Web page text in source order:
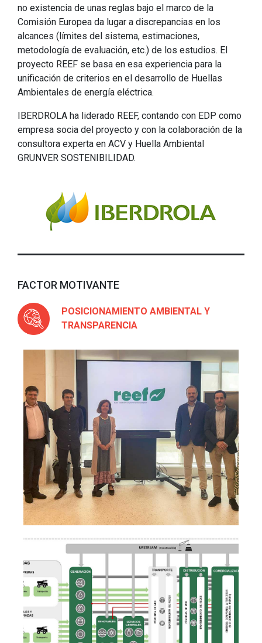
no existencia de unas reglas bajo el marco de la
Comisión Europea da lugar a discrepancias en los
alcances (límites del sistema, estimaciones,
metodología de evaluación, etc.) de los estudios. El
proyecto REEF se basa en esa experiencia para la
unificación de criterios en el desarrollo de Huellas
Ambientales de energía eléctrica.
IBERDROLA ha liderado REEF, contando con EDP como
empresa socia del proyecto y con la colaboración de la
consultora experta en ACV y Huella Ambiental
GRUNVER SOSTENIBILIDAD.
FACTOR MOTIVANTE
POSICIONAMIENTO AMBIENTAL Y
TRANSPARENCIA